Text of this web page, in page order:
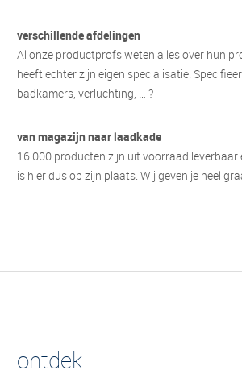
verschillende afdelingen
Al onze productprofs weten alles over hun
heeft echter zijn eigen specialisatie.
badkamers, verluchting, … ?
van magazijn naar laadkade
16.000 producten zijn uit voorraad leverbaar
is hier dus op zijn plaats. Wij geven je heel
ontdek